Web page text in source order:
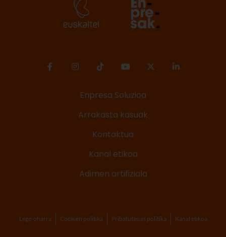
Enpresa Soluzioa
Arrakasta kasuak
Kontaktua
Kanal etikoa
Adimen artifiziala
Lege-oharra Cookien politika Pribatutasun politika Kanal etikoa